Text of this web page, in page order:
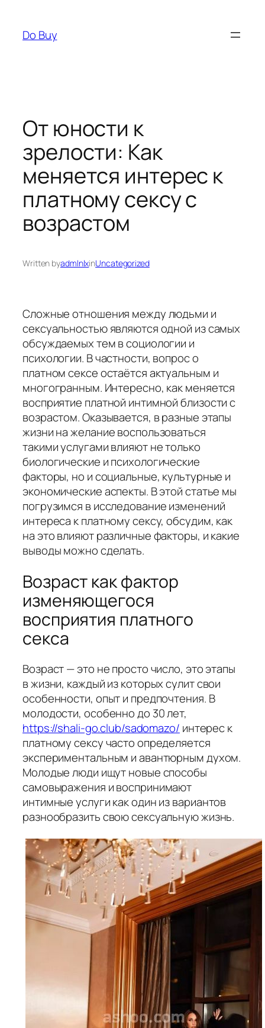
content
Do Buy
От юности к
зрелости: Как
меняется интерес к
платному сексу с
возрастом
Written byadmlnlxinUncategorized
Сложные отношения между людьми и
сексуальностью являются одной из самых
обсуждаемых тем в социологии и
психологии. В частности, вопрос о
платном сексе остаётся актуальным и
многогранным. Интересно, как меняется
восприятие платной интимной близости с
возрастом. Оказывается, в разные этапы
жизни на желание воспользоваться
такими услугами влияют не только
биологические и психологические
факторы, но и социальные, культурные и
экономические аспекты. В этой статье мы
погрузимся в исследование изменений
интереса к платному сексу, обсудим, как
на это влияют различные факторы, и какие
выводы можно сделать.
Возраст как фактор
изменяющегося
восприятия платного
секса
Возраст — это не просто число, это этапы
в жизни, каждый из которых сулит свои
особенности, опыт и предпочтения. В
молодости, особенно до 30 лет,
https://shali-go.club/sadomazo/ интерес к
платному сексу часто определяется
экспериментальным и авантюрным духом.
Молодые люди ищут новые способы
самовыражения и воспринимают
интимные услуги как один из вариантов
разнообразить свою сексуальную жизнь.